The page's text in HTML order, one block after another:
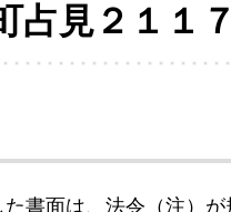
占見２１１
書面は、法令（注）